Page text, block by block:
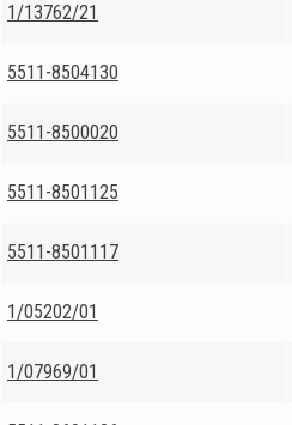
1/13762/21
5511-8504130
5511-8500020
5511-8501125
5511-8501117
1/05202/01
1/07969/01